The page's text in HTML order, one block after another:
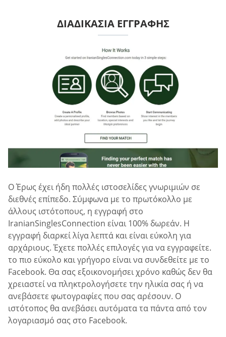
ΔΙΑΔΙΚΑΣΊΑ ΕΓΓΡΑΦΉΣ
Ο Έρως έχει ήδη πολλές ιστοσελίδες γνωριμιών σε
διεθνές επίπεδο. Σύμφωνα με το πρωτόκολλο με
άλλους ιστότοπους, η εγγραφή στο
IranianSinglesConnection είναι 100% δωρεάν. Η
εγγραφή διαρκεί λίγα λεπτά και είναι εύκολη για
αρχάριους. Έχετε πολλές επιλογές για να εγγραφείτε.
το πιο εύκολο και γρήγορο είναι να συνδεθείτε με το
Facebook. Θα σας εξοικονομήσει χρόνο καθώς δεν θα
χρειαστεί να πληκτρολογήσετε την ηλικία σας ή να
ανεβάσετε φωτογραφίες που σας αρέσουν. Ο
ιστότοπος θα ανεβάσει αυτόματα τα πάντα από τον
λογαριασμό σας στο Facebook.